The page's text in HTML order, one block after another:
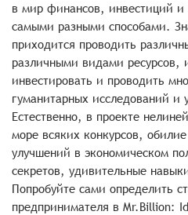
в мир финансов, инвестиций и
самыми разными способами.
приходится проводить
различными видами ресурсов,
инвестировать и проводить
гуманитарных исследований и
Естественно, в проекте
море всяких конкурсов,
улучшений в экономическом
секретов, удивительные
Попробуйте сами определить
предпринимателя в Mr.Billion: